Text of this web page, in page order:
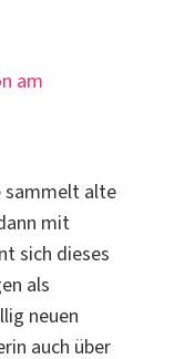
am
sammelt alte
mit
sich dieses
als
neuen
auch über